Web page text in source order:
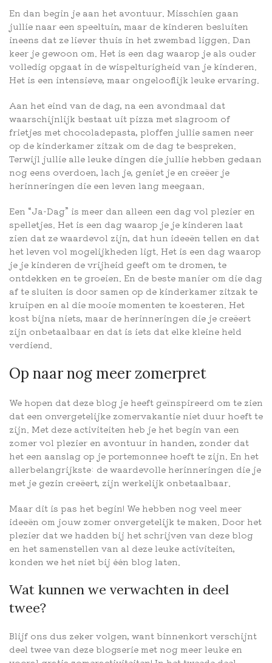
En dan begin je aan het avontuur. Misschien gaan
jullie naar een speeltuin, maar de kinderen besluiten
ineens dat ze liever thuis in het zwembad liggen. Dan
keer je gewoon om. Het is een dag waarop je als ouder
volledig opgaat in de wispelturigheid van je kinderen.
Het is een intensieve, maar ongelooflijk leuke ervaring.
Aan het eind van de dag, na een avondmaal dat
waarschijnlijk bestaat uit pizza met slagroom of
frietjes met chocoladepasta, ploffen jullie samen neer
op de kinderkamer zitzak om de dag te bespreken.
Terwijl jullie alle leuke dingen die jullie hebben gedaan
nog eens overdoen, lach je, geniet je en creëer je
herinneringen die een leven lang meegaan.
Een “Ja-Dag” is meer dan alleen een dag vol plezier en
spelletjes. Het is een dag waarop je je kinderen laat
zien dat ze waardevol zijn, dat hun ideeën tellen en dat
het leven vol mogelijkheden ligt. Het is een dag waarop
je je kinderen de vrijheid geeft om te dromen, te
ontdekken en te groeien. En de beste manier om die dag
af te sluiten is door samen op de kinderkamer zitzak te
kruipen en al die mooie momenten te koesteren. Het
kost bijna niets, maar de herinneringen die je creëert
zijn onbetaalbaar en dat is iets dat elke kleine held
verdiend.
Op naar nog meer zomerpret
We hopen dat deze blog je heeft geïnspireerd om te zien
dat een onvergetelijke zomervakantie niet duur hoeft te
zijn. Met deze activiteiten heb je het begin van een
zomer vol plezier en avontuur in handen, zonder dat
het een aanslag op je portemonnee hoeft te zijn. En het
allerbelangrijkste: de waardevolle herinneringen die je
met je gezin creëert, zijn werkelijk onbetaalbaar.
Maar dit is pas het begin! We hebben nog veel meer
ideeën om jouw zomer onvergetelijk te maken. Door het
plezier dat we hadden bij het schrijven van deze blog
en het samenstellen van al deze leuke activiteiten,
konden we het niet bij één blog laten.
Wat kunnen we verwachten in deel
twee?
Blijf ons dus zeker volgen, want binnenkort verschijnt
deel twee van deze blogserie met nog meer leuke en